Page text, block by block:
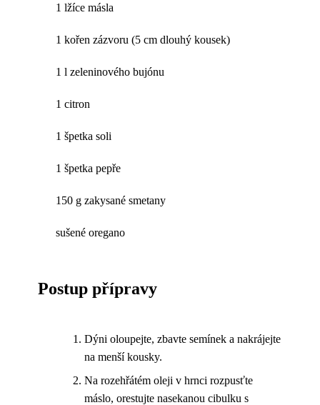
1 lžíce másla
1 kořen zázvoru (5 cm dlouhý kousek)
1 l zeleninového bujónu
1 citron
1 špetka soli
1 špetka pepře
150 g zakysané smetany
sušené oregano
Postup přípravy
Dýni oloupejte, zbavte semínek a nakrájejte
na menší kousky.
Na rozehřátém oleji v hrnci rozpusťte
máslo, orestujte nasekanou cibulku s